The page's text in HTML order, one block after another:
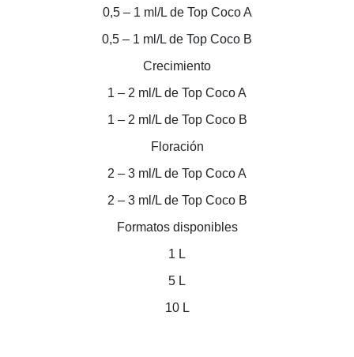
0,5 – 1 ml/L de Top Coco A
0,5 – 1 ml/L de Top Coco B
Crecimiento
1 – 2 ml/L de Top Coco A
1 – 2 ml/L de Top Coco B
Floración
2 – 3 ml/L de Top Coco A
2 – 3 ml/L de Top Coco B
Formatos disponibles
1 L
5 L
10 L